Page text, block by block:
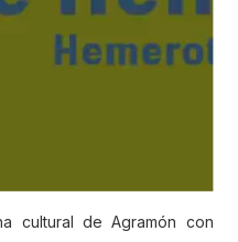
cultural de Agramón con